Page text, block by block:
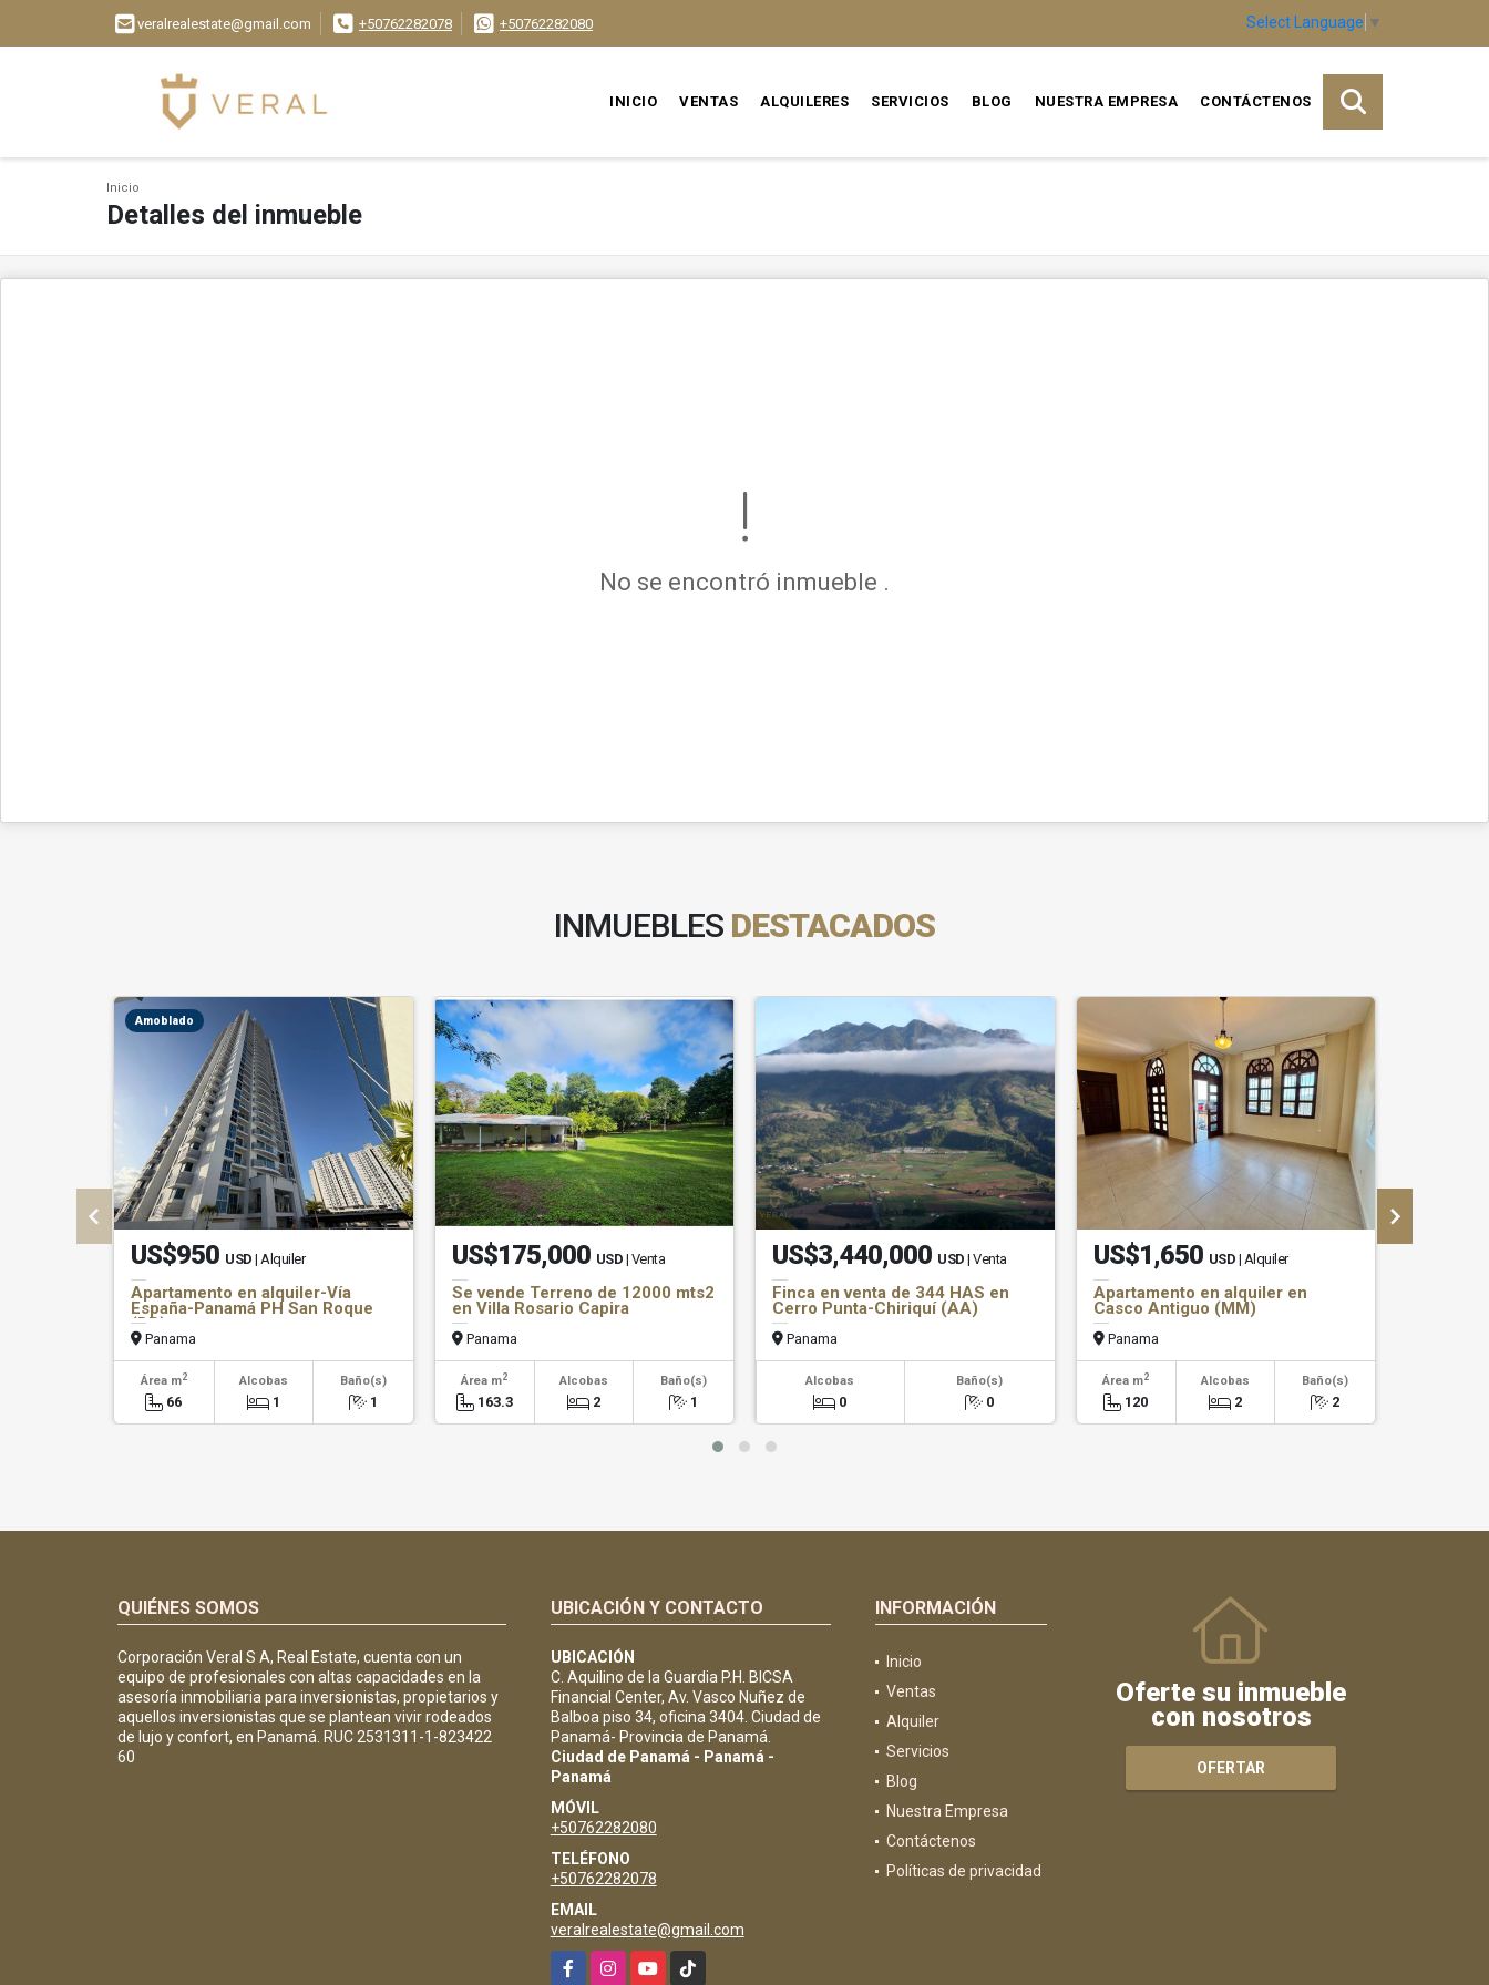
veralrealestate@gmail.com +50762282078 +50762282080 Select Language ▼
INICIO VENTAS ALQUILERES SERVICIOS BLOG NUESTRA EMPRESA CONTÁCTENOS
Inicio
Detalles del inmueble
No se encontró inmueble .
INMUEBLES DESTACADOS
Amoblado
US$950 USD | Alquiler
Apartamento en alquiler-Vía
España-Panamá PH San Roque
(DR)
Panama
Área m2
66
Alcobas
1
Baño(s)
1
US$175,000 USD | Venta
Se vende Terreno de 12000 mts2
en Villa Rosario Capira
Panama
Área m2
163.3
Alcobas
2
Baño(s)
1
US$3,440,000 USD | Venta
Finca en venta de 344 HAS en
Cerro Punta-Chiriquí (AA)
Panama
Alcobas
0
Baño(s)
0
US$1,650 USD | Alquiler
Apartamento en alquiler en
Casco Antiguo (MM)
Panama
Área m2
120
Alcobas
2
Baño(s)
2
QUIÉNES SOMOS
Corporación Veral S A, Real Estate, cuenta con un
equipo de profesionales con altas capacidades en la
asesoría inmobiliaria para inversionistas, propietarios y
aquellos inversionistas que se plantean vivir rodeados
de lujo y confort, en Panamá. RUC 2531311-1-823422
60
UBICACIÓN Y CONTACTO
UBICACIÓN
C. Aquilino de la Guardia P.H. BICSA
Financial Center, Av. Vasco Nuñez de
Balboa piso 34, oficina 3404. Ciudad de
Panamá- Provincia de Panamá.
Ciudad de Panamá - Panamá -
Panamá
MÓVIL
+50762282080
TELÉFONO
+50762282078
EMAIL
veralrealestate@gmail.com
FacebookInstagramYouTubeTikTok
INFORMACIÓN
Inicio
Ventas
Alquiler
Servicios
Blog
Nuestra Empresa
Contáctenos
Políticas de privacidad
Oferte su inmueble
con nosotros
OFERTAR